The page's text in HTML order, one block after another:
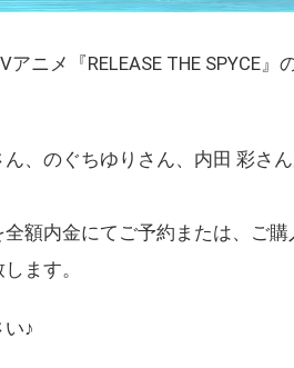
ニメ『RELEASE THE SPYCE』
、のぐちゆりさん、内田 彩さ
額内金にてご予約または、ご
ます。
♪